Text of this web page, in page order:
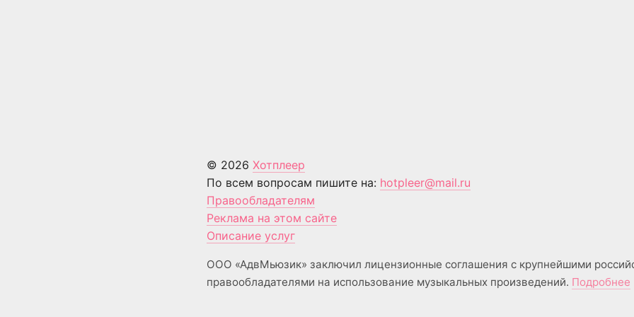
© 2026 Хотплеер
По всем вопросам пишите на: hotpleer@mail.ru
Правообладателям
Реклама на этом сайте
Описание услуг
ООО «АдвМьюзик» заключил лицензионные соглашения с крупнейшими
правообладателями на использование музыкальных произведений. Подробнее